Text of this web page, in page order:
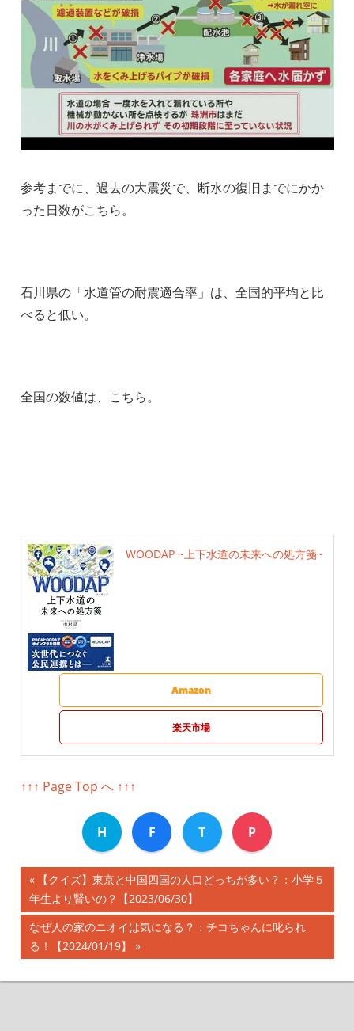
参考までに、過去の大震災で、断水の復旧までにかか
った日数がこちら。
石川県の「水道管の耐震適合率」は、全国的平均と比
べると低い。
全国の数値は、こちら。
WOODAP ~上下水道の未来への処方箋~
Amazon
楽天市場
↑↑↑ Page Top へ ↑↑↑
H F T P
投
稿
ナ
ビ
前
の
記
事:
【クイズ】東京と中国四国の人口どっちが多い？：小学５
年生より賢いの？【2023/06/30】
次
の
事:
なぜ人の家のニオイは気になる？：チコちゃんに叱られ
る！【2024/01/19】